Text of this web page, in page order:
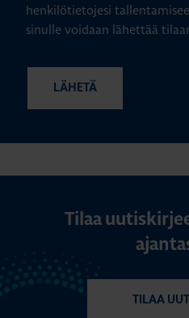
henkilötietojesi
sinulle voidaan lähettää
Tilaa
TILAA